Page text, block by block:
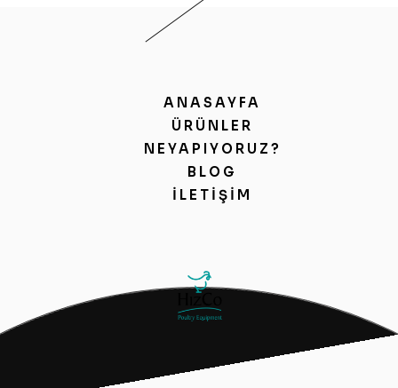
ANASAYFA
ÜRÜNLER
NEYAPIYORUZ?
BLOG
İLETIŞIM